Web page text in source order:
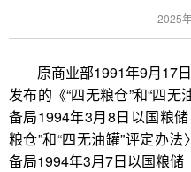
2025
原商业部1991年9月17
发布的《“四无粮仓”和“四
备局1994年3月8日以国粮
粮仓”和“四无油罐”评定办
备局1994年3月7日以国粮